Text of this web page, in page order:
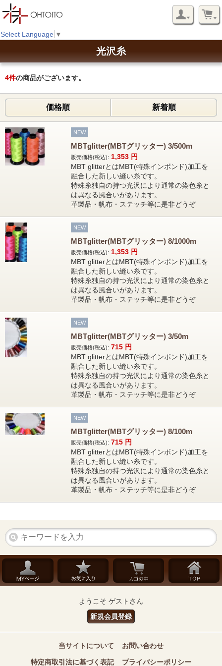
Select Language ▼
光沢糸
4件の商品がございます。
価格順 新着順
NEW
MBTglitter(MBTグリッター) 3/500m
販売価格(税込): 1,353 円
MBT glitterとはMBT(特殊インボンド)加工を
融合した新しい縫い糸です。
特殊糸独自の持つ光沢により通常の染色糸と
は異なる風合いがあります。
革製品・帆布・ステッチ等に是非どうぞ
NEW
MBTglitter(MBTグリッター) 8/1000m
販売価格(税込): 1,353 円
MBT glitterとはMBT(特殊インボンド)加工を
融合した新しい縫い糸です。
特殊糸独自の持つ光沢により通常の染色糸と
は異なる風合いがあります。
革製品・帆布・ステッチ等に是非どうぞ
NEW
MBTglitter(MBTグリッター) 3/50m
販売価格(税込): 715 円
MBT glitterとはMBT(特殊インボンド)加工を
融合した新しい縫い糸です。
特殊糸独自の持つ光沢により通常の染色糸と
は異なる風合いがあります。
革製品・帆布・ステッチ等に是非どうぞ
NEW
MBTglitter(MBTグリッター) 8/100m
販売価格(税込): 715 円
MBT glitterとはMBT(特殊インボンド)加工を
融合した新しい縫い糸です。
特殊糸独自の持つ光沢により通常の染色糸と
は異なる風合いがあります。
革製品・帆布・ステッチ等に是非どうぞ
ようこそ ゲストさん
新規会員登録
当サイトについて お問い合わせ
特定商取引法に基づく表記 プライバシーポリシー